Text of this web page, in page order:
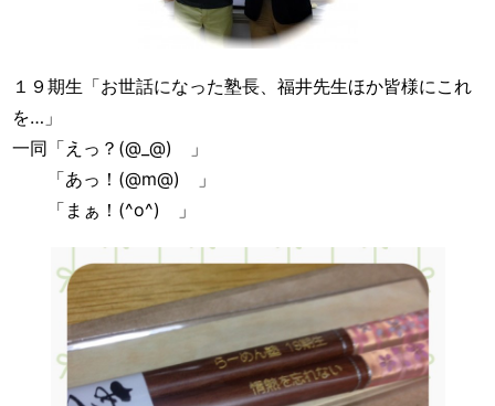
１９期生「お世話になった塾長、福井先生ほか皆様にこれ
を…」
一同「えっ？(@_@) 」
「あっ！(@m@) 」
「まぁ！(^o^) 」